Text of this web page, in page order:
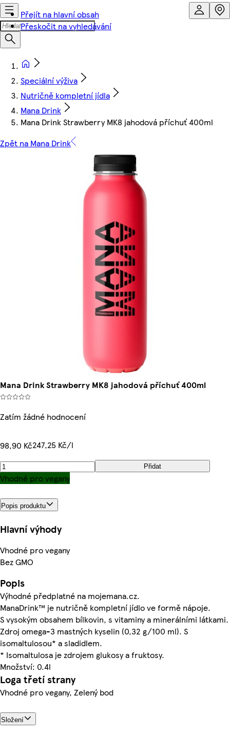
Přejít na hlavní obsah
Přeskočit na vyhledávání
Speciální výživa
Nutričně kompletní jídla
Mana Drink
Mana Drink Strawberry MK8 jahodová příchuť 400ml
Zpět na Mana Drink
Mana Drink Strawberry MK8 jahodová příchuť 400ml
Zatím žádné hodnocení
98,90 Kč247,25 Kč/l
Přidat
Vhodné pro vegany
Popis produktu
Hlavní výhody
Vhodné pro vegany
Bez GMO
Popis
Výhodné předplatné na mojemana.cz.
ManaDrink™ je nutričně kompletní jídlo ve formě nápoje.
S vysokým obsahem bílkovin, s vitaminy a minerálními látkami.
Zdroj omega-3 mastných kyselin (0,32 g/100 ml). S
isomaltulosou* a sladidlem.
* Isomaltulosa je zdrojem glukosy a fruktosy.
Množství: 0.4l
Loga třetí strany
Vhodné pro vegany, Zelený bod
Složení